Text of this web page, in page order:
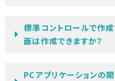
標準コントロールで作
面は作成できますか？
PCアプリケーションの